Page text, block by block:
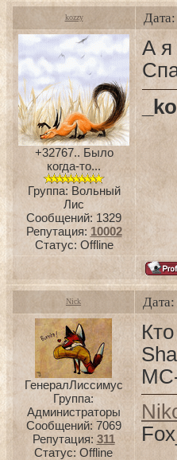
kozzy
+32767.. Было
когда-то...
Группа: Вольный
Лис
Сообщений: 1329
Репутация: 10002
Статус: Offline
А я
Nick
ГенералЛиссимус
Группа:
Администраторы
Сообщений: 7069
Репутация: 311
Статус: Offline